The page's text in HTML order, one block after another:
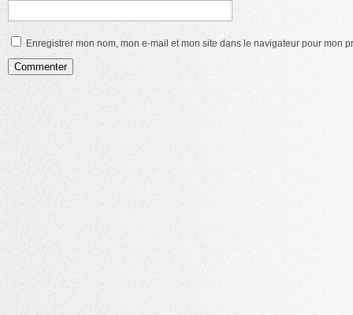
Enregistrer mon nom, mon e-mail et mon site dans le navigateur pour mon